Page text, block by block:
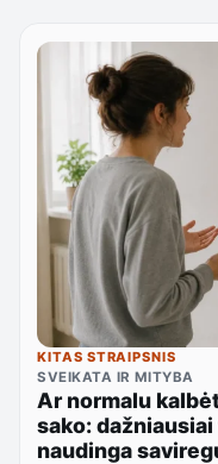
KITAS STRAIPSNIS
SVEIKATA IR MITYBA
Ar normalu
sako:
naudinga